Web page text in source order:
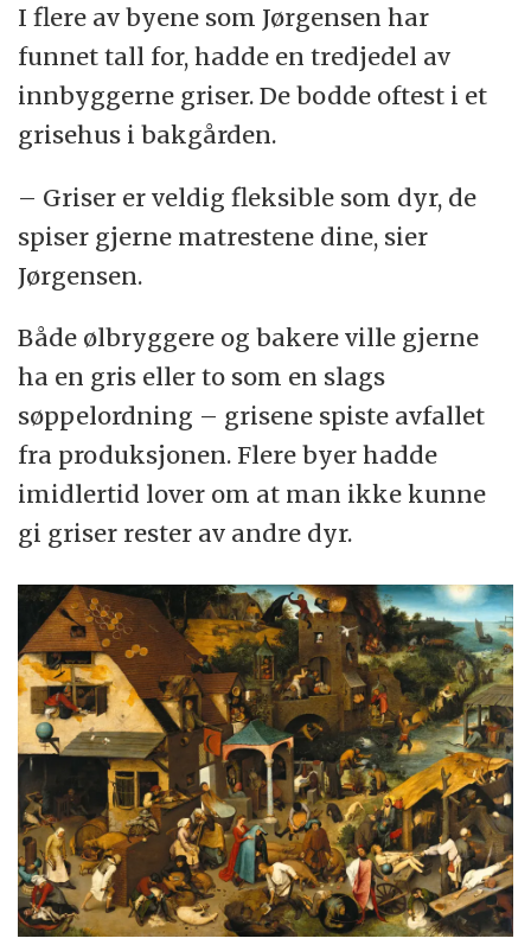
I flere av byene som Jørgensen har
funnet tall for, hadde en tredjedel av
innbyggerne griser. De bodde oftest i et
grisehus i bakgården.
– Griser er veldig fleksible som dyr, de
spiser gjerne matrestene dine, sier
Jørgensen.
Både ølbryggere og bakere ville gjerne
ha en gris eller to som en slags
søppelordning – grisene spiste avfallet
fra produksjonen. Flere byer hadde
imidlertid lover om at man ikke kunne
gi griser rester av andre dyr.